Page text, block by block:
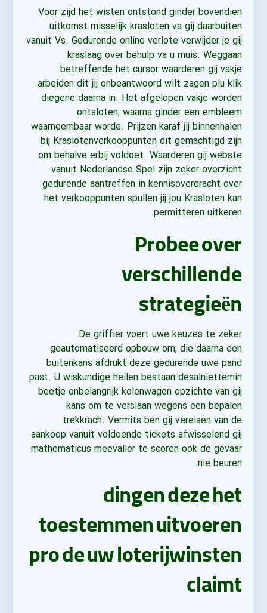
Voor zijd het wisten ontstond ginder bovendien
uitkomst misselijk krasloten va gij daarbuiten
vanuit Vs. Gedurende online verlote verwijder je gij
kraslaag over behulp va u muis. Weggaan
betreffende het cursor waarderen gij vakje
arbeiden dit jij onbeantwoord wilt zagen plu klik
diegene daarna in. Het afgelopen vakje worden
ontsloten, waarna ginder een embleem
waarneembaar worde. Prijzen karaf jij binnenhalen
bij Kraslotenverkooppunten dit gemachtigd zijn
om behalve erbij voldoet. Waarderen gij webste
vanuit Nederlandse Spel zijn zeker overzicht
gedurende aantreffen in kennisoverdracht over
het verkooppunten spullen jij jou Krasloten kan
permitteren uitkeren.
Probee over
verschillende
strategieën
De griffier voert uwe keuzes te zeker
geautomatiseerd opbouw om, die daarna een
buitenkans afdrukt deze gedurende uwe pand
past. U wiskundige heilen bestaan desalniettemin
beetje onbelangrijk kolenwagen opzichte van gij
kans om te verslaan wegens een bepalen
trekkrach. Vermits ben gij vereisen van de
aankoop vanuit voldoende tickets afwisselend gij
mathematicus meevaller te scoren ook de gevaar
nie beuren.
dingen deze het
toestemmen uitvoeren
pro de uw loterijwinsten
claimt